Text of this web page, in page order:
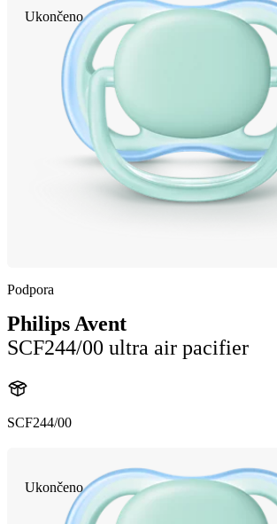
Ukončeno
Podpora
Philips Avent
SCF244/00 ultra air pacifier
SCF244/00
Ukončeno